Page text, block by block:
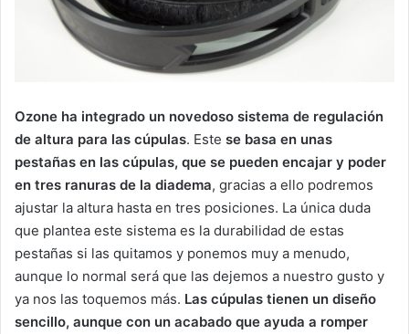
Ozone ha integrado un novedoso sistema de regulación
de altura para las cúpulas. Este se basa en unas
pestañas en las cúpulas, que se pueden encajar y poder
en tres ranuras de la diadema, gracias a ello podremos
ajustar la altura hasta en tres posiciones. La única duda
que plantea este sistema es la durabilidad de estas
pestañas si las quitamos y ponemos muy a menudo,
aunque lo normal será que las dejemos a nuestro gusto y
ya nos las toquemos más. Las cúpulas tienen un diseño
sencillo, aunque con un acabado que ayuda a romper